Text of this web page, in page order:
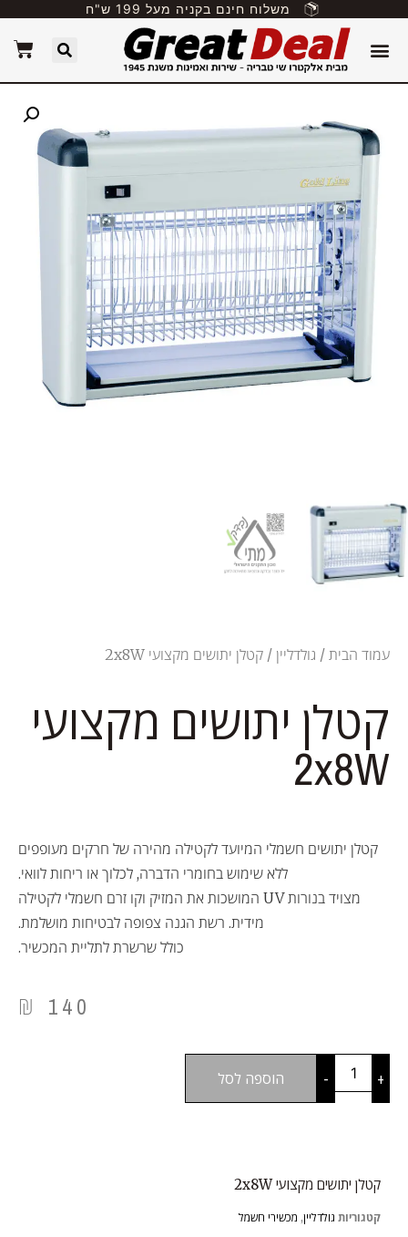
משלוח חינם בקניה מעל 199 ש"ח
עמוד הבית / גולדליין / קטלן יתושים מקצועי 2x8W
קטלן יתושים מקצועי
2x8W
קטלן יתושים חשמלי המיועד לקטילה מהירה של חרקים מעופפים
ללא שימוש בחומרי הדברה, לכלוך או ריחות לוואי.
מצויד בנורות UV המושכות את המזיק וקו זרם חשמלי לקטילה
מידית. רשת הגנה צפופה לבטיחות מושלמת.
כולל שרשרת לתליית המכשיר.
140
₪
+
- הוספה לסל
קטלן יתושים מקצועי 2x8W
קטגוריות גולדליין, מכשירי חשמל